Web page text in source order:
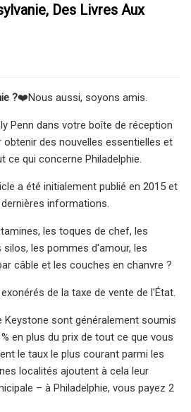
Des Livres Aux
?❤️Nous aussi, soyons amis.
Penn dans votre boîte de réception
des nouvelles essentielles et
ce qui concerne Philadelphie.
a été initialement publié en 2015 et
informations.
les toques de chef, les
silos, les pommes d'amour, les
câble et les couches en chanvre ?
de la taxe de vente de l'État.
Keystone sont généralement soumis
en plus du prix de tout ce que vous
le taux le plus courant parmi les
localités ajoutent à cela leur
– à Philadelphie, vous payez 2